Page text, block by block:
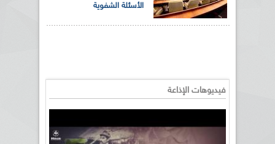
الأسئلة الشفوية
فيديوهات الإذاعة